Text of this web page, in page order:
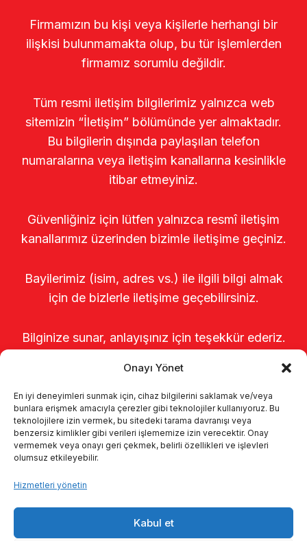
Onayı Yönet
En iyi deneyimleri sunmak için, cihaz bilgilerini saklamak ve/veya
bunlara erişmek amacıyla çerezler gibi teknolojiler kullanıyoruz. Bu
teknolojilere izin vermek, bu sitedeki tarama davranışı veya
benzersiz kimlikler gibi verileri işlememize izin verecektir. Onay
vermemek veya onayı geri çekmek, belirli özellikleri ve işlevleri
olumsuz etkileyebilir.
Hizmetleri yönetin
Kabul et
Firmamızın bu kişi veya kişilerle herhangi bir
ilişkisi bulunmamakta olup, bu tür işlemlerden
firmamız sorumlu değildir.
Tüm resmi iletişim bilgilerimiz yalnızca web
sitemizin “İletişim” bölümünde yer almaktadır.
Bu bilgilerin dışında paylaşılan telefon
numaralarına veya iletişim kanallarına kesinlikle
itibar etmeyiniz.
Güvenliğiniz için lütfen yalnızca resmî iletişim
kanallarımız üzerinden bizimle iletişime geçiniz.
Bayilerimiz (isim, adres vs.) ile ilgili bilgi almak
için de bizlerle iletişime geçebilirsiniz.
Bilginize sunar, anlayışınız için teşekkür ederiz.
Kalite politikamız